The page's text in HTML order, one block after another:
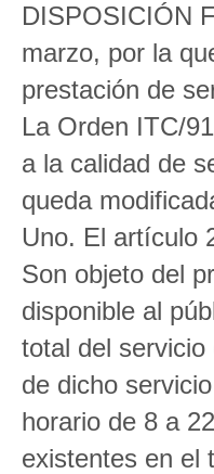
DISPOSICIÓN
marzo, por la
prestación de
La Orden ITC/
a la calidad de
queda
Uno. El artículo
Son objeto del
disponible al
total del
de dicho
horario de 8 a
existentes en el